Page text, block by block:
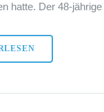
hatte. Der 48-